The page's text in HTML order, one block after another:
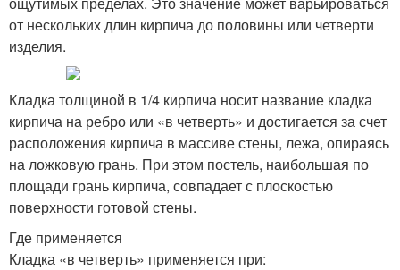
от нескольких длин кирпича до половины или четверти
изделия.
Кладка толщиной в 1/4 кирпича носит название кладка
кирпича на ребро или «в четверть» и достигается за счет
расположения кирпича в массиве стены, лежа, опираясь
на ложковую грань. При этом постель, наибольшая по
площади грань кирпича, совпадает с плоскостью
поверхности готовой стены.
Где применяется
Кладка «в четверть» применяется при: